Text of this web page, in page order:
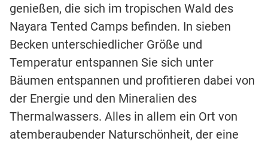
genießen, die sich im tropischen Wald des
Nayara Tented Camps befinden. In sieben
Becken unterschiedlicher Größe und
Temperatur entspannen Sie sich unter
Bäumen entspannen und profitieren dabei von
der Energie und den Mineralien des
Thermalwassers. Alles in allem ein Ort von
atemberaubender Naturschönheit, der eine